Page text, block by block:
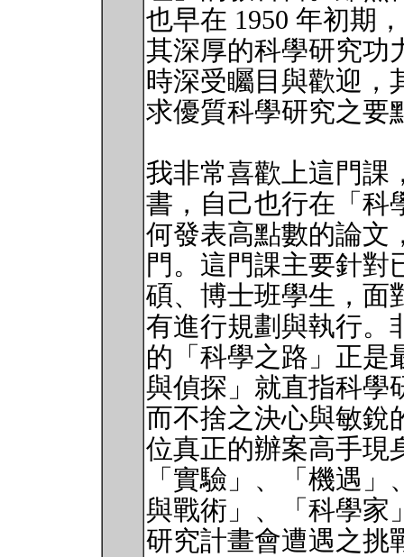
也早在 1950 年初期
其深厚的科學研究功
時深受矚目與歡迎，
求優質科學研究之要
我非常喜歡上這門課
書，自己也行在「科
何發表高點數的論文
門。這門課主要針對
碩、博士班學生，面
有進行規劃與執行。
的「科學之路」正是
與偵探」就直指科學
而不捨之決心與敏銳
位真正的辦案高手現
「實驗」、「機遇
與戰術」、「科學家
研究計畫會遭遇之挑